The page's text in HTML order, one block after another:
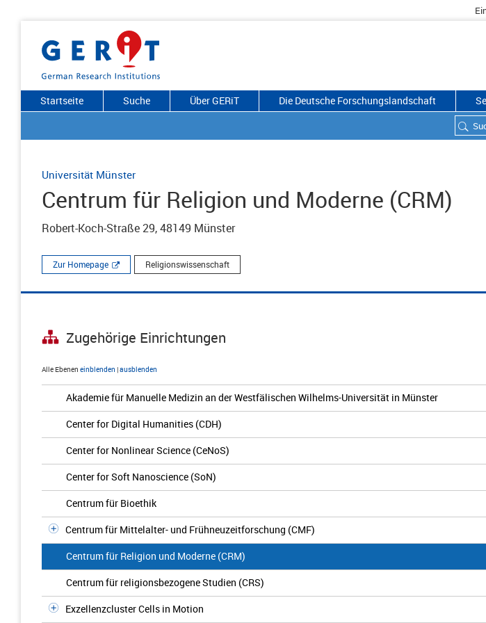
Startseite Suche Über GERiT Die Deutsche Forschungslandschaft
Universität Münster
Centrum für Religion und Moderne (CRM)
Robert-Koch-Straße 29, 48149 Münster
Zur Homepage Religionswissenschaft
Zugehörige Einrichtungen
Alle Ebenen einblenden |ausblenden
Akademie für Manuelle Medizin an der Westfälischen Wilhelms-Universität in Münster
Center for Digital Humanities (CDH)
Center for Nonlinear Science (CeNoS)
Center for Soft Nanoscience (SoN)
Centrum für Bioethik
Centrum für Mittelalter- und Frühneuzeitforschung (CMF)
Centrum für Religion und Moderne (CRM)
Centrum für religionsbezogene Studien (CRS)
Exzellenzcluster Cells in Motion